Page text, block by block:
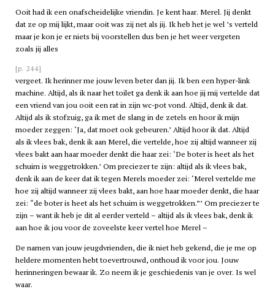
Ooit had ik een onafscheidelijke vriendin. Je kent haar. Merel. Jij denkt
dat ze op mij lijkt, maar ooit was zij net als jij. Ik heb het je wel ’s verteld
maar je kon je er niets bij voorstellen dus ben je het weer vergeten
zoals jij alles
[p. 244]
vergeet. Ik herinner me jouw leven beter dan jij. Ik ben een hyper-link
machine. Altijd, als ik naar het toilet ga denk ik aan hoe jij mij vertelde dat
een vriend van jou ooit een rat in zijn wc-pot vond. Altijd, denk ik dat.
Altijd als ik stofzuig, ga ik met de slang in de zetels en hoor ik mijn
moeder zeggen: ‘Ja, dat moet ook gebeuren.’ Altijd hoor ik dat. Altijd
als ik vlees bak, denk ik aan Merel, die vertelde, hoe zij altijd wanneer zij
vlees bakt aan haar moeder denkt die haar zei: ‘De boter is heet als het
schuim is weggetrokken.’ Om preciezer te zijn: altijd als ik vlees bak,
denk ik aan de keer dat ik tegen Merels moeder zei: ‘Merel vertelde me
hoe zij altijd wanneer zij vlees bakt, aan hoe haar moeder denkt, die haar
zei: “de boter is heet als het schuim is weggetrokken.”’ Om preciezer te
zijn – want ik heb je dit al eerder verteld – altijd als ik vlees bak, denk ik
aan hoe ik jou voor de zoveelste keer vertel hoe Merel –
De namen van jouw jeugdvrienden, die ik niet heb gekend, die je me op
heldere momenten hebt toevertrouwd, onthoud ik voor jou. Jouw
herinneringen bewaar ik. Zo neem ik je geschiedenis van je over. Is wel
waar.